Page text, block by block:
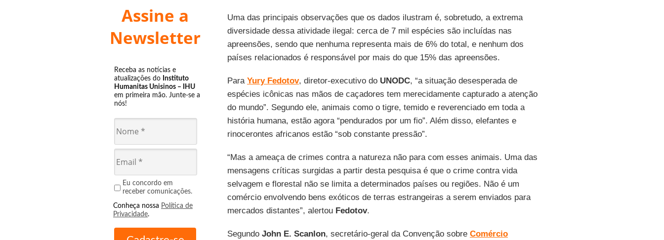
Assine a
Newsletter
Receba as notícias e
atualizações do Instituto
Humanitas Unisinos – IHU
em primeira mão. Junte-se a
nós!
Eu concordo em
receber comunicações.
Conheça nossa Política de
Privacidade.
Uma das principais observações que os dados ilustram é, sobretudo, a extrema
diversidade dessa atividade ilegal: cerca de 7 mil espécies são incluídas nas
apreensões, sendo que nenhuma representa mais de 6% do total, e nenhum dos
países relacionados é responsável por mais do que 15% das apreensões.
Para Yury Fedotov, diretor-executivo doUNODC, “a situação desesperada de
espécies icônicas nas mãos de caçadores tem merecidamente capturado a atenção
do mundo”. Segundo ele, animais como o tigre, temido e reverenciado em toda a
história humana, estão agora “pendurados por um fio”. Além disso, elefantes e
rinocerontes africanos estão “sob constante pressão”.
“Mas a ameaça de crimes contra a natureza não para com esses animais. Uma das
mensagens críticas surgidas a partir desta pesquisa é que o crime contra vida
selvagem e florestal não se limita a determinados países ou regiões. Não é um
comércio envolvendo bens exóticos de terras estrangeiras a serem enviados para
mercados distantes”, alertou Fedotov.
Segundo John E. Scanlon, secretário-geral da Convenção sobre Comércio